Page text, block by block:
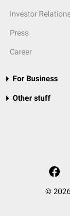
Investor
Press
Career
For Business
Other stuff
©